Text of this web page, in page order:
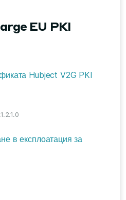
EU PKI
Hubject V2G PKI
в експлоатация за